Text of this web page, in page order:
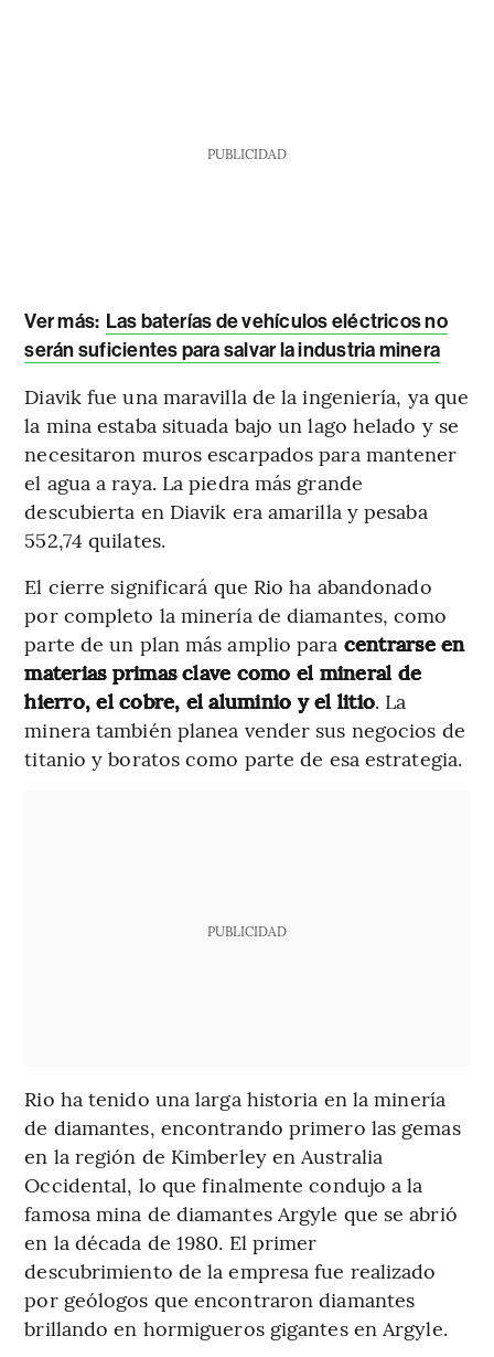
PUBLICIDAD
Ver más: Las baterías de vehículos eléctricos no
serán suficientes para salvar la industria minera
Diavik fue una maravilla de la ingeniería, ya que
la mina estaba situada bajo un lago helado y se
necesitaron muros escarpados para mantener
el agua a raya. La piedra más grande
descubierta en Diavik era amarilla y pesaba
552,74 quilates.
El cierre significará que Rio ha abandonado
por completo la minería de diamantes, como
parte de un plan más amplio para centrarse en
materias primas clave como el mineral de
hierro, el cobre, el aluminio y el litio. La
minera también planea vender sus negocios de
titanio y boratos como parte de esa estrategia.
PUBLICIDAD
Rio ha tenido una larga historia en la minería
de diamantes, encontrando primero las gemas
en la región de Kimberley en Australia
Occidental, lo que finalmente condujo a la
famosa mina de diamantes Argyle que se abrió
en la década de 1980. El primer
descubrimiento de la empresa fue realizado
por geólogos que encontraron diamantes
brillando en hormigueros gigantes en Argyle.